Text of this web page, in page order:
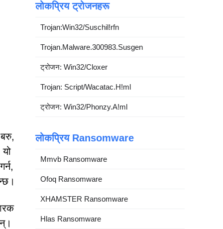
लोकप्रिय ट्रोजनहरू
Trojan:Win32/Suschil!rfn
Trojan.Malware.300983.Susgen
ट्रोजन: Win32/Cloxer
Trojan: Script/Wacatac.H!ml
ट्रोजन: Win32/Phonzy.A!ml
लोकप्रिय Ransomware
Mmvb Ransomware
Ofoq Ransomware
XHAMSTER Ransomware
Hlas Ransomware